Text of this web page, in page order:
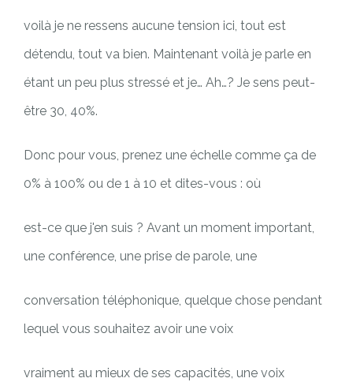
voilà je ne ressens aucune tension ici, tout est
détendu, tout va bien. Maintenant voilà je parle en
étant un peu plus stressé et je… Ah…? Je sens peut-
être 30, 40%.
Donc pour vous, prenez une échelle comme ça de
0% à 100% ou de 1 à 10 et dites-vous : où
est-ce que j'en suis ? Avant un moment important,
une conférence, une prise de parole, une
conversation téléphonique, quelque chose pendant
lequel vous souhaitez avoir une voix
vraiment au mieux de ses capacités, une voix